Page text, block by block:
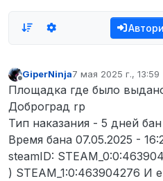
GiperNinja7 мая 2025 г., 13:59
отредактировано
Площадка где было
Доброград rp
Тип наказания - 5 дней бан
Время бана 07.05.2025 -
steamID:
) STEAM_1:0:463904276 И